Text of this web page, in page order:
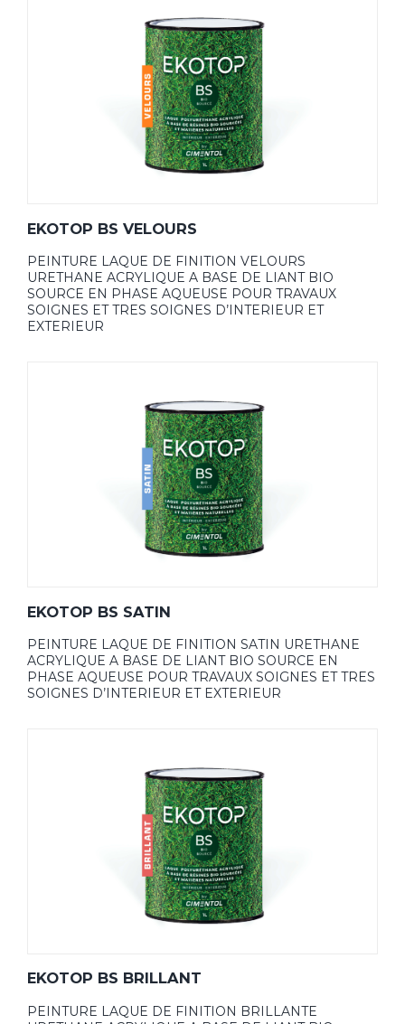
EKOTOP BS VELOURS
PEINTURE LAQUE DE FINITION VELOURS
URETHANE ACRYLIQUE A BASE DE LIANT BIO
SOURCE EN PHASE AQUEUSE POUR TRAVAUX
SOIGNES ET TRES SOIGNES D’INTERIEUR ET
EXTERIEUR
EKOTOP BS SATIN
PEINTURE LAQUE DE FINITION SATIN URETHANE
ACRYLIQUE A BASE DE LIANT BIO SOURCE EN
PHASE AQUEUSE POUR TRAVAUX SOIGNES ET TRES
SOIGNES D’INTERIEUR ET EXTERIEUR
EKOTOP BS BRILLANT
PEINTURE LAQUE DE FINITION BRILLANTE